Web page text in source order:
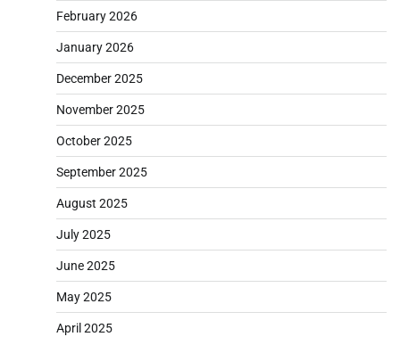
February 2026
January 2026
December 2025
November 2025
October 2025
September 2025
August 2025
July 2025
June 2025
May 2025
April 2025